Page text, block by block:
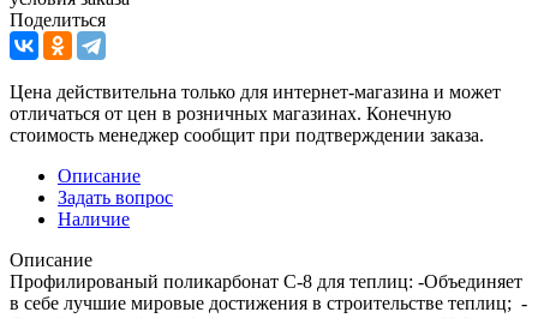
Поделиться
Цена действительна только для интернет-магазина и может
отличаться от цен в розничных магазинах. Конечную
стоимость менеджер сообщит при подтверждении заказа.
Описание
Задать вопрос
Наличие
Описание
Профилированый поликарбонат С-8 для теплиц: -Объединяет
в себе лучшие мировые достижения в строительстве теплиц; -